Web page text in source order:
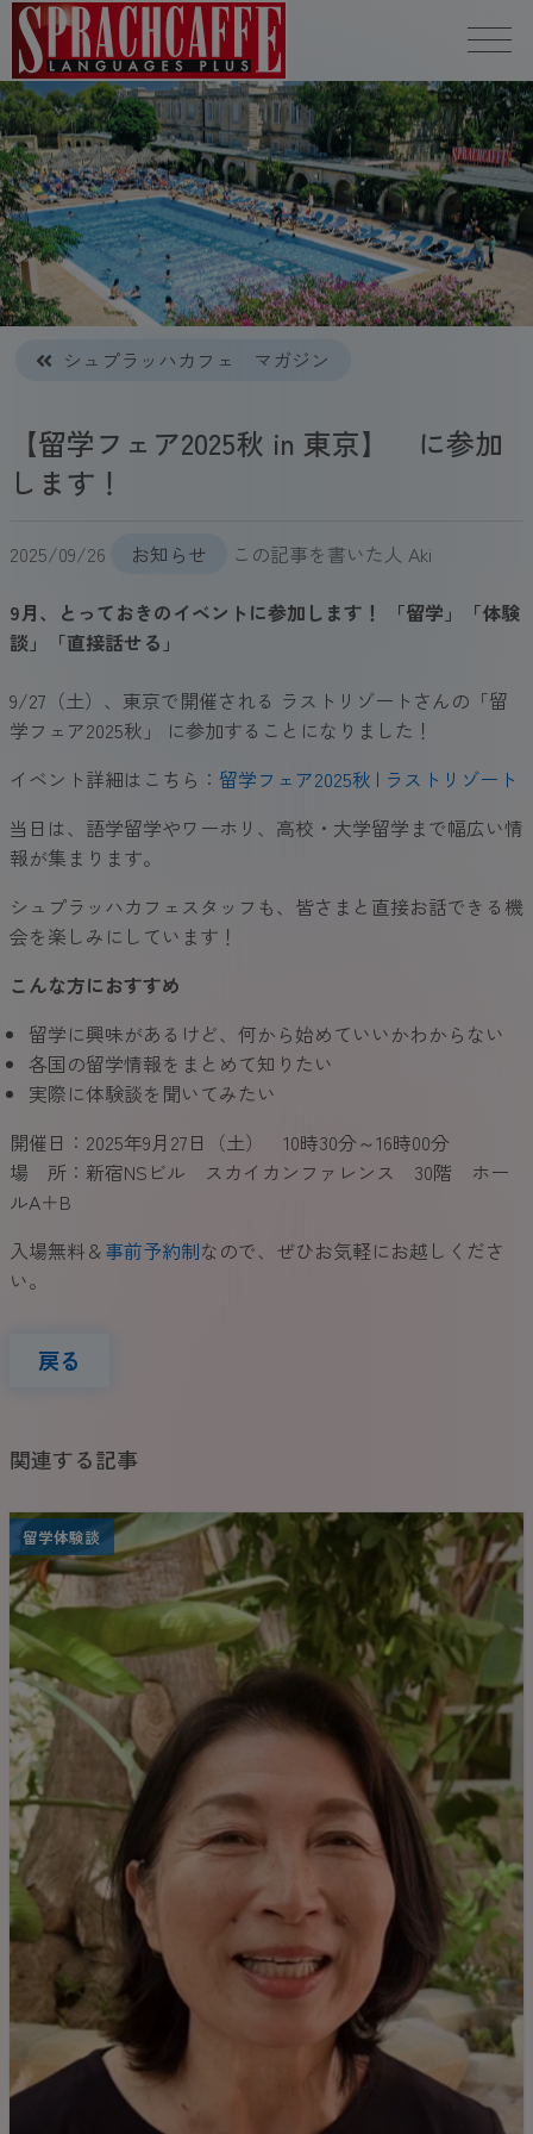
シュプラッハカフェ マガジン
【留学フェア2025秋 in 東京】 に参加
します！
2025/09/26 お知らせ この記事を書いた人 Aki
9月、とっておきのイベントに参加します！ 「留学」「体験
談」「直接話せる」
9/27（土）、東京で開催される ラストリゾートさんの「留
学フェア2025秋」 に参加することになりました！
イベント詳細はこちら： 留学フェア2025秋 | ラストリゾート
当日は、語学留学やワーホリ、高校・大学留学まで幅広い情
報が集まります。
シュプラッハカフェスタッフも、皆さまと直接お話できる機
会を楽しみにしています！
こんな方におすすめ
留学に興味があるけど、何から始めていいかわからない
各国の留学情報をまとめて知りたい
実際に体験談を聞いてみたい
開催日：2025年9月27日（土） 10時30分～16時00分
場 所：新宿NSビル スカイカンファレンス 30階 ホー
ルA＋B
入場無料＆事前予約制なので、ぜひお気軽にお越しくださ
い。
戻る
関連する記事
留学体験談